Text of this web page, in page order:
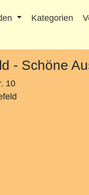
Kategorien
- Schöne
10